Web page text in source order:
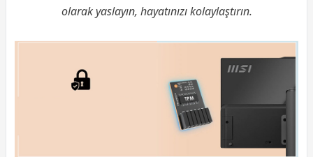
olarak yaslayın, hayatınızı kolaylaştırın.